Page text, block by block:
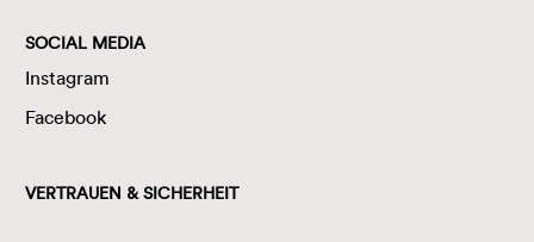
SOCIAL MEDIA
Instagram
Facebook
VERTRAUEN & SICHERHEIT